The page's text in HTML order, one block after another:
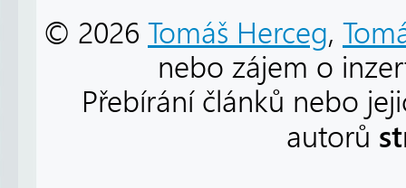
© 2026 Tomáš Herceg,
nebo zájem o
Přebírání článků nebo
autorů